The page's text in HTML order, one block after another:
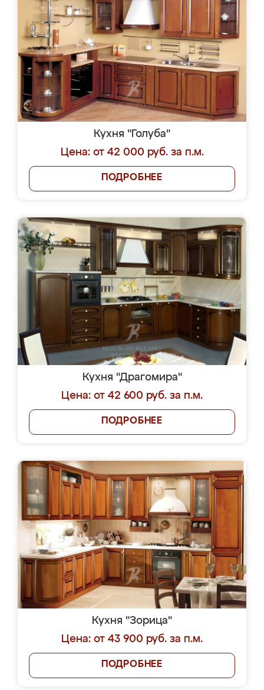
Кухня "Голуба"
Цена: от 42 000 руб. за п.м.
ПОДРОБНЕЕ
Кухня "Драгомира"
Цена: от 42 600 руб. за п.м.
ПОДРОБНЕЕ
Кухня "Зорица"
Цена: от 43 900 руб. за п.м.
ПОДРОБНЕЕ